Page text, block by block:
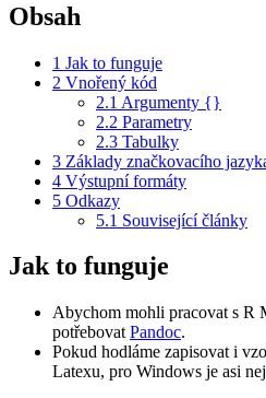
Obsah
1 Jak to funguje
2 Vnořený kód
2.1 Argumenty {}
2.2 Parametry
2.3 Tabulky
3 Základy značkovacího
4 Výstupní formáty
5 Odkazy
5.1 Související články
Jak to funguje
Abychom mohli pracovat s R
potřebovat Pandoc.
Pokud hodláme zapisovat i
Latexu, pro Windows je asi